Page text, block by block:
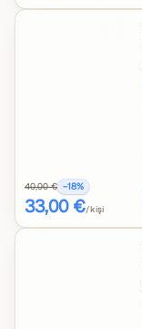
40,00 € −18%
33,00 €/kişi